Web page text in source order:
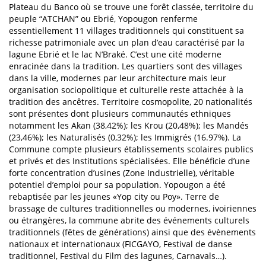
Plateau du Banco où se trouve une forêt classée, territoire du
peuple “ATCHAN” ou Ebrié, Yopougon renferme
essentiellement 11 villages traditionnels qui constituent sa
richesse patrimoniale avec un plan d’eau caractérisé par la
lagune Ebrié et le lac N’Braké. C’est une cité moderne
enracinée dans la tradition. Les quartiers sont des villages
dans la ville, modernes par leur architecture mais leur
organisation sociopolitique et culturelle reste attachée à la
tradition des ancêtres. Territoire cosmopolite, 20 nationalités
sont présentes dont plusieurs communautés ethniques
notamment les Akan (38,42%); les Krou (20,48%); les Mandés
(23,46%); les Naturalisés (0,32%); les Immigrés (16.97%). La
Commune compte plusieurs établissements scolaires publics
et privés et des Institutions spécialisées. Elle bénéficie d’une
forte concentration d’usines (Zone Industrielle), véritable
potentiel d’emploi pour sa population. Yopougon a été
rebaptisée par les jeunes «Yop city ou Poy». Terre de
brassage de cultures traditionnelles ou modernes, ivoiriennes
ou étrangères, la commune abrite des événements culturels
traditionnels (fêtes de générations) ainsi que des évènements
nationaux et internationaux (FICGAYO, Festival de danse
traditionnel, Festival du Film des lagunes, Carnavals…).